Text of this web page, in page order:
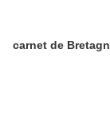
carnet de